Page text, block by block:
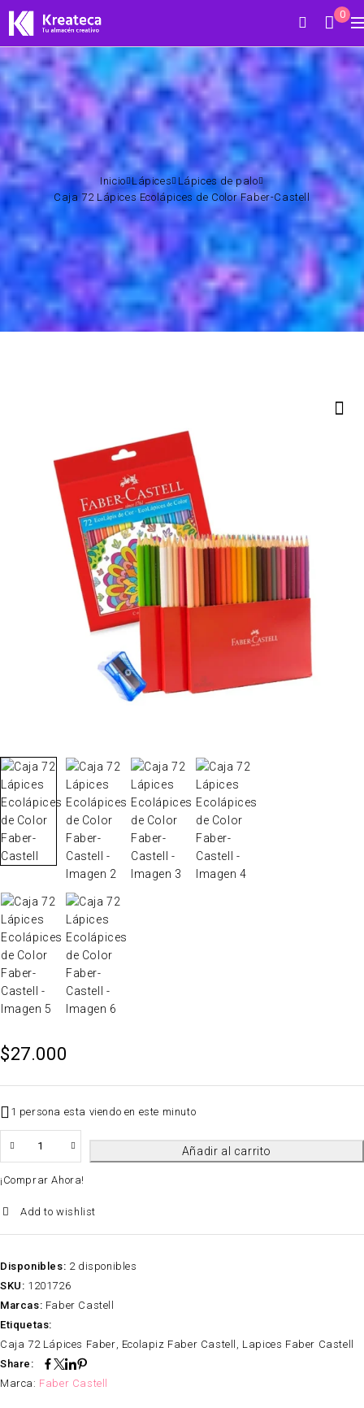
0
Inicio Lápices Lápices de palo
Caja 72 Lápices Ecolápices de Color Faber-Castell
$27.000
1 persona esta viendo en este minuto
Añadir al carrito
¡Comprar Ahora!
Add to wishlist
Disponibles: 2 disponibles
SKU: 1201726
Marcas: Faber Castell
Etiquetas:
Caja 72 Lápices Faber Ecolapiz Faber Castell
Lapices Faber Castell
Share:
Marca: Faber Castell